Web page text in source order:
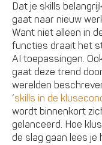
Dat je skills
gaat naar nieuw
Want niet alleen in
functies draait het
AI toepassingen.
gaat deze trend
werelden
‘skills in de
wordt binnenkort
gelanceerd. Hoe
de slag gaan lees je